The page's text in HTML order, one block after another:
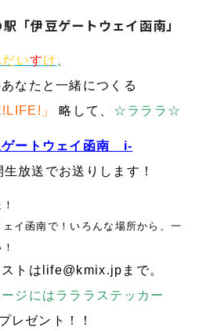
「伊豆ゲートウェイ函南」
いすけ
なたと一緒につくる
」
略して、 ☆ラララ☆
ゲートウェイ函南 i-
放送でお送りします！
イ函南で！ いろんな場所から、一
トはlife@kmix.jpまで。
ージにはラララステッカー
レゼント！！